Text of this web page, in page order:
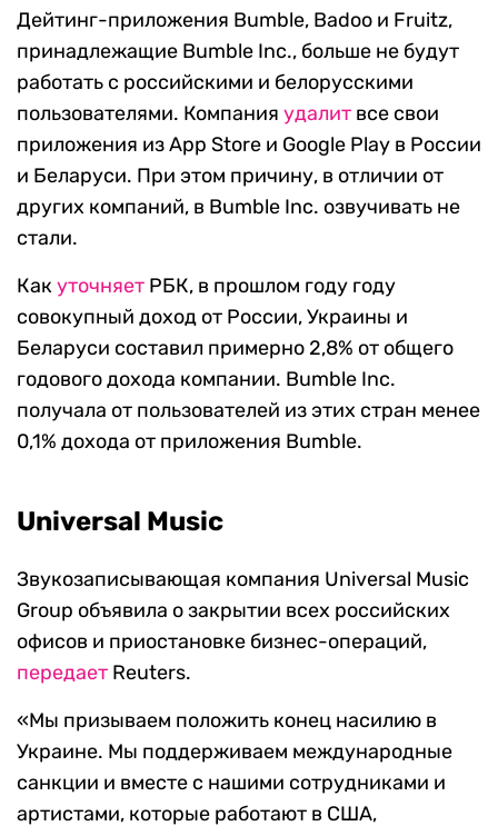
Дейтинг-приложения Bumble, Badoo и Fruitz,
принадлежащие Bumble Inc., больше не будут
работать с российскими и белорусскими
пользователями. Компания удалит все свои
приложения из App Store и Google Play в России
и Беларуси. При этом причину, в отличии от
других компаний, в Bumble Inc. озвучивать не
стали.
Какуточняет РБК, в прошлом году году
совокупный доход от России, Украины и
Беларуси составил примерно 2,8% от общего
годового дохода компании. Bumble Inc.
получала от пользователей из этих стран менее
0,1% дохода от приложения Bumble.
Universal Music
Звукозаписывающая компания Universal Music
Group объявила о закрытии всех российских
офисов и приостановке бизнес-операций,
передает Reuters.
«Мы призываем положить конец насилию в
Украине. Мы поддерживаем международные
санкции и вместе с нашими сотрудниками и
артистами, которые работают в США,